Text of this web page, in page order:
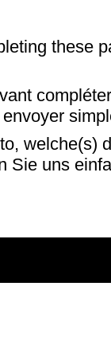
these
welche(s)
Sie uns